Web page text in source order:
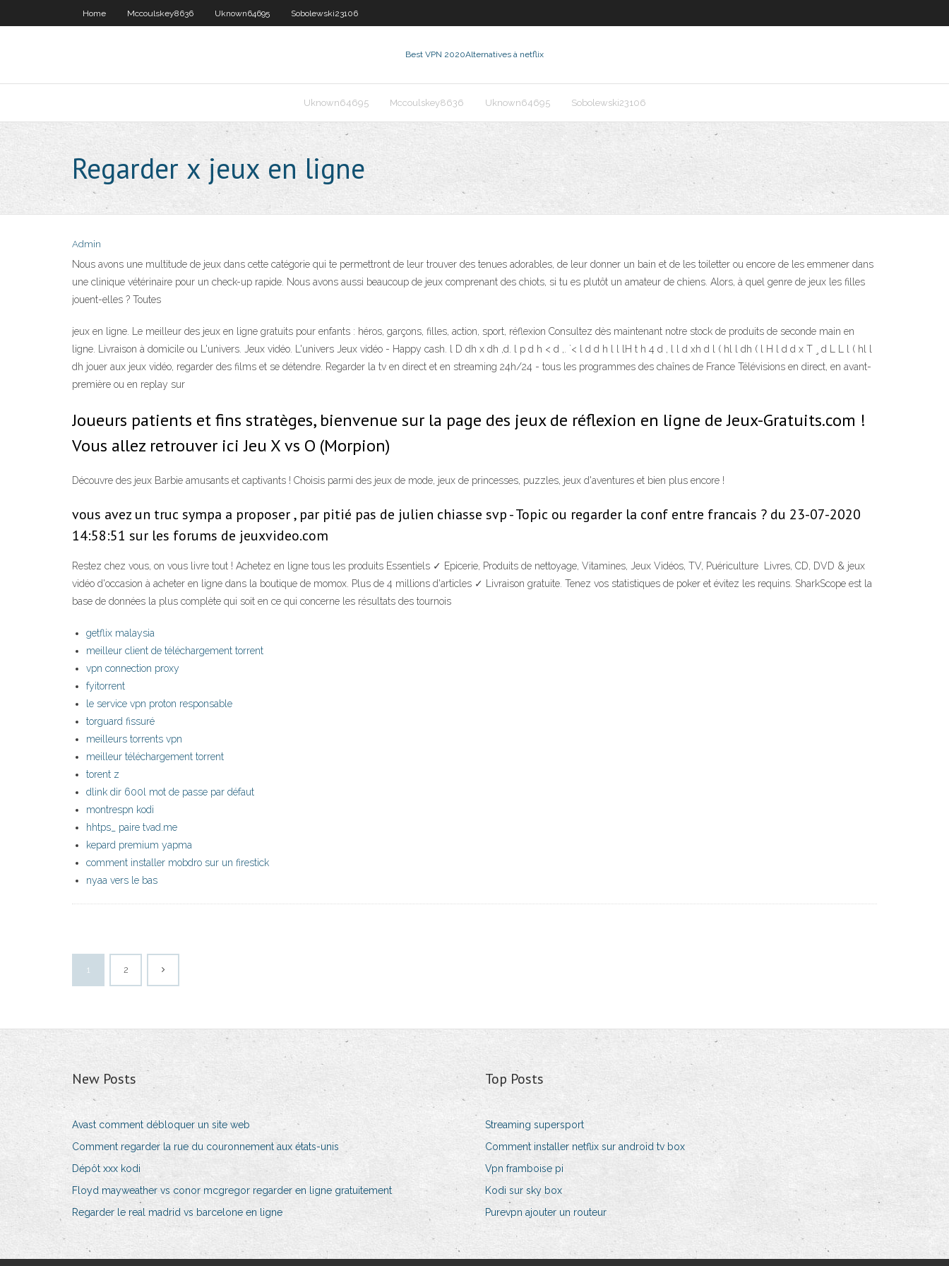
Home Mccoulskey8636 Uknown64695 Sobolewski23106
Best VPN 2020Alternatives à netflix
Uknown64695 Mccoulskey8636 Uknown64695 Sobolewski23106
Regarder x jeux en ligne
Admin
Nous avons une multitude de jeux dans cette catégorie qui te permettront de leur trouver des tenues adorables, de leur donner un bain et de les toiletter ou encore de les emmener dans
une clinique vétérinaire pour un check-up rapide. Nous avons aussi beaucoup de jeux comprenant des chiots, si tu es plutôt un amateur de chiens. Alors, à quel genre de jeux les filles
jouent-elles ? Toutes
jeux en ligne. Le meilleur des jeux en ligne gratuits pour enfants : héros, garçons, filles, action, sport, réflexion Consultez dès maintenant notre stock de produits de seconde main en
ligne. Livraison à domicile ou L'univers. Jeux vidéo. L'univers Jeux vidéo - Happy cash. l D dh x dh ,d. l p d h < d ,. `< l d d h l l lH t h 4 d , l l d xh d l ( hl l dh ( l H l d d x T ¸ d L L l ( hl l
dh jouer aux jeux vidéo, regarder des films et se détendre. Regarder la tv en direct et en streaming 24h/24 - tous les programmes des chaînes de France Télévisions en direct, en avant-
première ou en replay sur
Joueurs patients et fins stratèges, bienvenue sur la page des jeux de réflexion en ligne de Jeux-Gratuits.com !
Vous allez retrouver ici Jeu X vs O (Morpion)
Découvre des jeux Barbie amusants et captivants ! Choisis parmi des jeux de mode, jeux de princesses, puzzles, jeux d'aventures et bien plus encore !
vous avez un truc sympa a proposer , par pitié pas de julien chiasse svp - Topic ou regarder la conf entre francais ? du 23-07-2020
14:58:51 sur les forums de jeuxvideo.com
Restez chez vous, on vous livre tout ! Achetez en ligne tous les produits Essentiels ✓ Epicerie, Produits de nettoyage, Vitamines, Jeux Vidéos, TV, Puériculture Livres, CD, DVD & jeux
vidéo d'occasion à acheter en ligne dans la boutique de momox. Plus de 4 millions d'articles ✓ Livraison gratuite. Tenez vos statistiques de poker et évitez les requins. SharkScope est la
base de données la plus complète qui soit en ce qui concerne les résultats des tournois
getflix malaysia
meilleur client de téléchargement torrent
vpn connection proxy
fyitorrent
le service vpn proton responsable
torguard fissuré
meilleurs torrents vpn
meilleur téléchargement torrent
torent z
dlink dir 600l mot de passe par défaut
montrespn kodi
hhtps_ paire tvad.me
kepard premium yapma
comment installer mobdro sur un firestick
nyaa vers le bas
1 2
New Posts
Avast comment débloquer un site web
Comment regarder la rue du couronnement aux états-unis
Dépôt xxx kodi
Floyd mayweather vs conor mcgregor regarder en ligne gratuitement
Regarder le real madrid vs barcelone en ligne
Top Posts
Streaming supersport
Comment installer netflix sur android tv box
Vpn framboise pi
Kodi sur sky box
Purevpn ajouter un routeur